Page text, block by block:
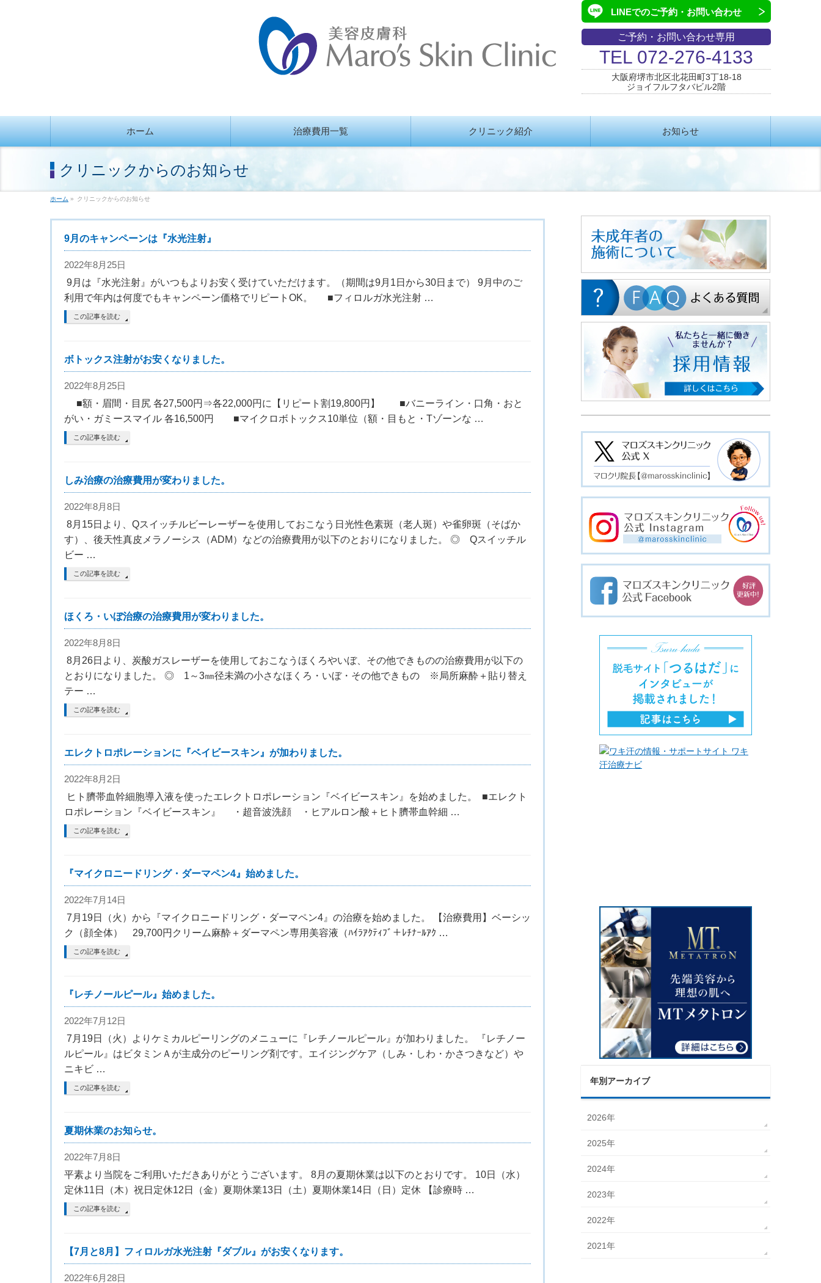
LINEでのご予約・お問い合わせ
ご予約・お問い合わせ専用
TEL 072-276-4133
大阪府堺市北区北花田町3丁18-18
ジョイフルフタバビル2階
ホーム 治療費用一覧 クリニック紹介 お知らせ
クリニックからのお知らせ
ホーム » クリニックからのお知らせ
9月のキャンペーンは『水光注射』
2022年8月25日
9月は『水光注射』がいつもよりお安く受けていただけます。（期間は9月1日から30日まで） 9月中のご
利用で年内は何度でもキャンペーン価格でリピートOK。 ■フィロルガ水光注射 …
この記事を読む
ボトックス注射がお安くなりました。
2022年8月25日
■額・眉間・目尻 各27,500円⇒各22,000円に【リピート割19,800円】 ■バニーライン・口角・おと
がい・ガミースマイル 各16,500円 ■マイクロボトックス10単位（額・目もと・Tゾーンな …
この記事を読む
しみ治療の治療費用が変わりました。
2022年8月8日
8月15日より、Qスイッチルビーレーザーを使用しておこなう日光性色素斑（老人斑）や雀卵斑（そばか
す）、後天性真皮メラノーシス（ADM）などの治療費用が以下のとおりになりました。 ◎ Qスイッチル
ビー …
この記事を読む
ほくろ・いぼ治療の治療費用が変わりました。
2022年8月8日
8月26日より、炭酸ガスレーザーを使用しておこなうほくろやいぼ、その他できものの治療費用が以下の
とおりになりました。 ◎ 1～3㎜径未満の小さなほくろ・いぼ・その他できもの ※局所麻酔＋貼り替え
テー …
この記事を読む
エレクトロポレーションに『ベイビースキン』が加わりました。
2022年8月2日
ヒト臍帯血幹細胞導入液を使ったエレクトロポレーション『ベイビースキン』を始めました。 ■エレクト
ロポレーション『ベイビースキン』 ・超音波洗顔 ・ヒアルロン酸＋ヒト臍帯血幹細 …
この記事を読む
『マイクロニードリング・ダーマペン4』始めました。
2022年7月14日
7月19日（火）から『マイクロニードリング・ダーマペン4』の治療を始めました。 【治療費用】ベーシッ
ク（顔全体） 29,700円クリーム麻酔＋ダーマペン専用美容液（ﾊｲﾗｱｸﾃｨﾌﾞ＋ﾚﾁﾅｰﾙｱｸ …
この記事を読む
『レチノールピール』始めました。
2022年7月12日
7月19日（火）よりケミカルピーリングのメニューに『レチノールピール』が加わりました。 『レチノー
ルピール』はビタミンＡが主成分のピーリング剤です。エイジングケア（しみ・しわ・かさつきなど）や
ニキビ …
この記事を読む
夏期休業のお知らせ。
2022年7月8日
平素より当院をご利用いただきありがとうございます。 8月の夏期休業は以下のとおりです。 10日（水）
定休11日（木）祝日定休12日（金）夏期休業13日（土）夏期休業14日（日）定休 【診療時 …
この記事を読む
【7月と8月】フィロルガ水光注射『ダブル』がお安くなります。
2022年6月28日
年別アーカイブ
2026年
2025年
2024年
2023年
2022年
2021年